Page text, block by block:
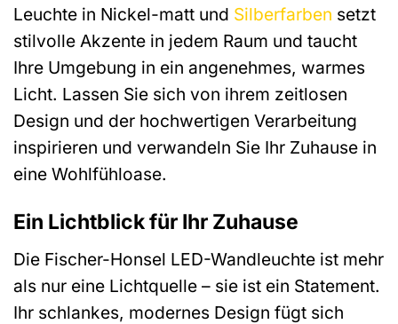
Leuchte in Nickel-matt und Silberfarben setzt
stilvolle Akzente in jedem Raum und taucht
Ihre Umgebung in ein angenehmes, warmes
Licht. Lassen Sie sich von ihrem zeitlosen
Design und der hochwertigen Verarbeitung
inspirieren und verwandeln Sie Ihr Zuhause in
eine Wohlfühloase.
Ein Lichtblick für Ihr Zuhause
Die Fischer-Honsel LED-Wandleuchte ist mehr
als nur eine Lichtquelle – sie ist ein Statement.
Ihr schlankes, modernes Design fügt sich